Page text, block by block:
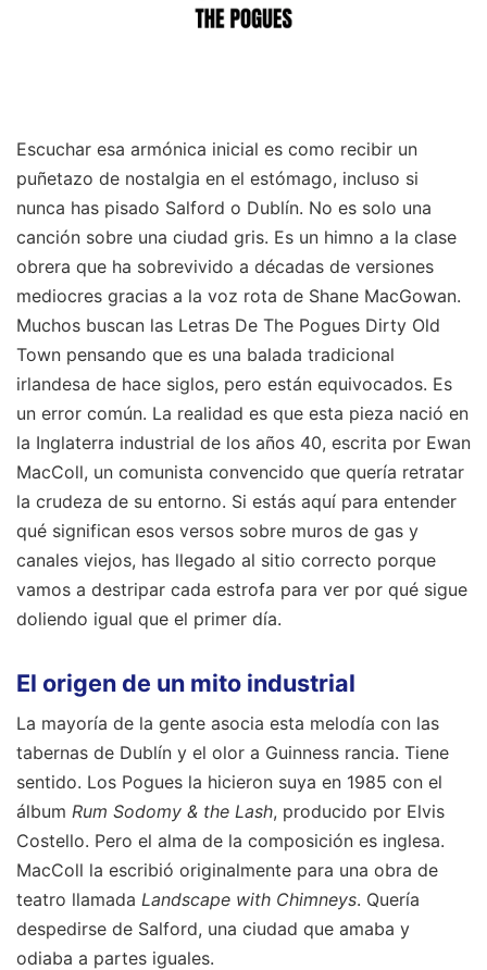
Escuchar esa armónica inicial es como recibir un
puñetazo de nostalgia en el estómago, incluso si
nunca has pisado Salford o Dublín. No es solo una
canción sobre una ciudad gris. Es un himno a la clase
obrera que ha sobrevivido a décadas de versiones
mediocres gracias a la voz rota de Shane MacGowan.
Muchos buscan las Letras De The Pogues Dirty Old
Town pensando que es una balada tradicional
irlandesa de hace siglos, pero están equivocados. Es
un error común. La realidad es que esta pieza nació en
la Inglaterra industrial de los años 40, escrita por Ewan
MacColl, un comunista convencido que quería retratar
la crudeza de su entorno. Si estás aquí para entender
qué significan esos versos sobre muros de gas y
canales viejos, has llegado al sitio correcto porque
vamos a destripar cada estrofa para ver por qué sigue
doliendo igual que el primer día.
El origen de un mito industrial
La mayoría de la gente asocia esta melodía con las
tabernas de Dublín y el olor a Guinness rancia. Tiene
sentido. Los Pogues la hicieron suya en 1985 con el
álbum Rum Sodomy & the Lash, producido por Elvis
Costello. Pero el alma de la composición es inglesa.
MacColl la escribió originalmente para una obra de
teatro llamada Landscape with Chimneys. Quería
despedirse de Salford, una ciudad que amaba y
odiaba a partes iguales.